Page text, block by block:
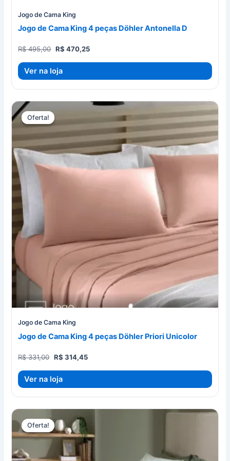
Jogo de Cama King
Jogo de Cama King 4 peças Döhler Antonella D
R$495,00 O
era:
R$ 470,25O
Ver na loja
Oferta!
Oferta!
Jogo de Cama King
Jogo de Cama King 4 peças Döhler Priori Unicolor
R$331,00 O
era:
R$ 314,45O
Ver na loja
Oferta!
Oferta!